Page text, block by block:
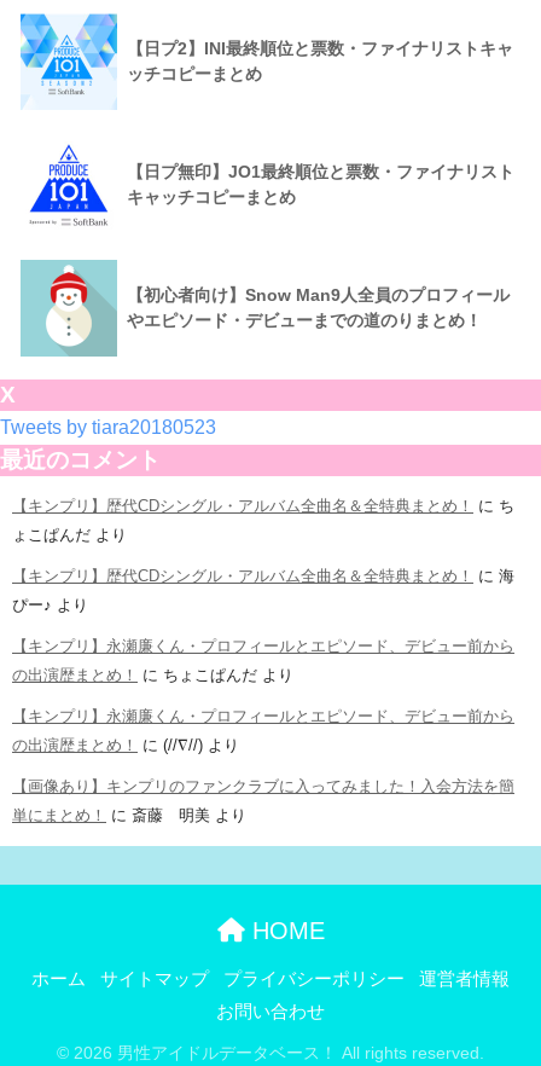
【日プ2】INI最終順位と票数・ファイナリストキャ
ッチコピーまとめ
【日プ無印】JO1最終順位と票数・ファイナリスト
キャッチコピーまとめ
【初心者向け】Snow Man9人全員のプロフィール
やエピソード・デビューまでの道のりまとめ！
X
Tweets by tiara20180523
最近のコメント
【キンプリ】歴代CDシングル・アルバム全曲名＆全特典まとめ！ に ち
ょこぱんだ より
【キンプリ】歴代CDシングル・アルバム全曲名＆全特典まとめ！ に 海
ぴー♪ より
【キンプリ】永瀬廉くん・プロフィールとエピソード、デビュー前から
の出演歴まとめ！
に ちょこぱんだ より
【キンプリ】永瀬廉くん・プロフィールとエピソード、デビュー前から
の出演歴まとめ！
に (//∇//) より
【画像あり】キンプリのファンクラブに入ってみました！入会方法を簡
単にまとめ！
に 斎藤 明美 より
HOME
ホーム サイトマップ プライバシーポリシー
運営者情報
お問い合わせ
© 2026 男性アイドルデータベース！ All rights reserved.